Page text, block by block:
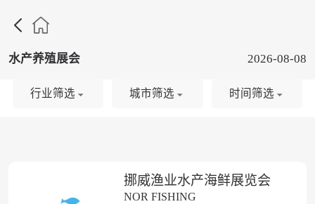

水产养殖展会 2026-08-08
挪威渔业水产海鲜展览会
NOR FISHING
行业筛选 城市筛选 时间筛选